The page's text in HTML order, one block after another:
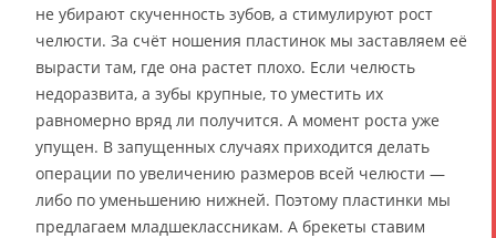
не убирают скученность зубов, а стимулируют рост
челюсти. За счёт ношения пластинок мы заставляем её
вырасти там, где она растет плохо. Если челюсть
недоразвита, а зубы крупные, то уместить их
равномерно вряд ли получится. А момент роста уже
упущен. В запущенных случаях приходится делать
операции по увеличению размеров всей челюсти —
либо по уменьшению нижней. Поэтому пластинки мы
предлагаем младшеклассникам. А брекеты ставим